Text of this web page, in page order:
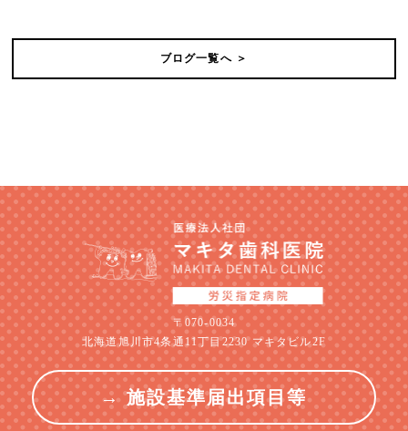
ブログ一覧へ ＞
〒070-0034
北海道旭川市4条通11丁目2230 マキタビル2F
→ 施設基準届出項目等